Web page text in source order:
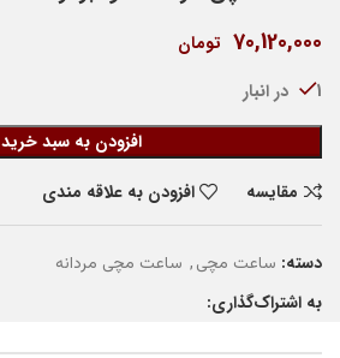
70,120,000 تومان
1 در انبار
افزودن به سبد خرید
مقایسه
افزودن به علاقه مندی
دسته: ساعت مچی, ساعت مچی مردانه
به اشتراک‌گذاری: